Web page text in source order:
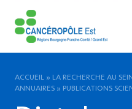
ACCUEIL » LA RECHERCHE AU
ANNUAIRES » PUBLICATIONS